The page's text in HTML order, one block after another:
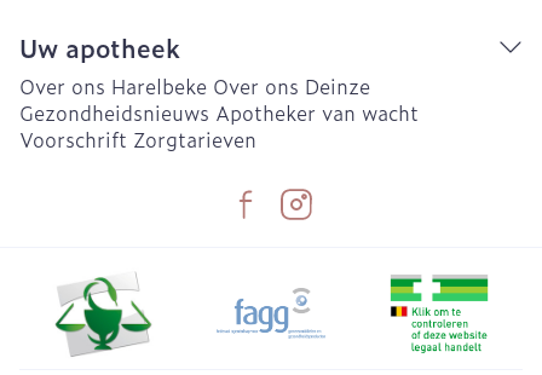
Uw apotheek
Over ons Harelbeke Over ons Deinze
Gezondheidsnieuws Apotheker van wacht
Voorschrift Zorgtarieven